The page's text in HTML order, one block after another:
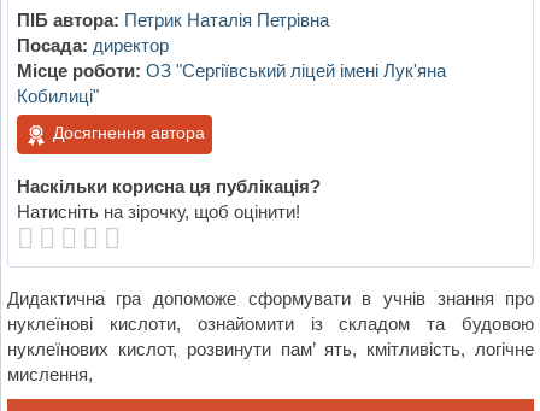
ПІБ автора: Петрик Наталія Петрівна
Посада: директор
Місце роботи: ОЗ "Сергіївський ліцей імені Лук'яна
Кобилиці"
Досягнення автора
Наскільки корисна ця публікація?
Натисніть на зірочку, щоб оцінити!
Дидактична гра допоможе сформувати в учнів знання про
нуклеїнові кислоти, ознайомити із складом та будовою
нуклеїнових кислот, розвинути пам’ ять, кмітливість, логічне
мислення,